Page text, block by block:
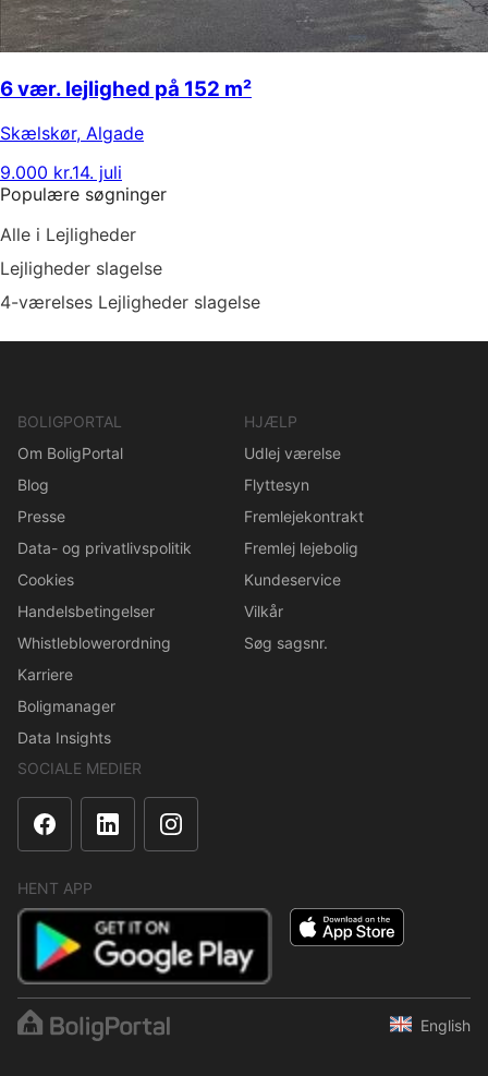
6 vær. lejlighed på 152 m²
Skælskør, Algade
9.000 kr.14. juli
Populære søgninger
Alle i Lejligheder
Lejligheder slagelse
4-værelses Lejligheder slagelse
BOLIGPORTAL
Om BoligPortal
Blog
Presse
Data- og privatlivspolitik
Cookies
Handelsbetingelser
Whistleblowerordning
Karriere
Boligmanager
Data Insights
HJÆLP
Udlej værelse
Flyttesyn
Fremlejekontrakt
Fremlej lejebolig
Kundeservice
Vilkår
Søg sagsnr.
SOCIALE MEDIER
HENT APP
English